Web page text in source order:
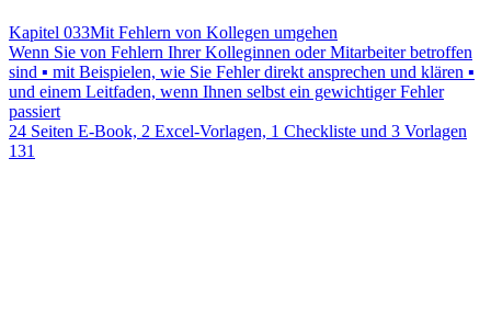
Kapitel 033Mit Fehlern von Kollegen umgehen
Wenn Sie von Fehlern Ihrer Kolleginnen oder Mitarbeiter betroffen
sind ▪ mit Beispielen, wie Sie Fehler direkt ansprechen und klären ▪
und einem Leitfaden, wenn Ihnen selbst ein gewichtiger Fehler
passiert
24 Seiten E-Book, 2 Excel-Vorlagen, 1 Checkliste und 3 Vorlagen
131